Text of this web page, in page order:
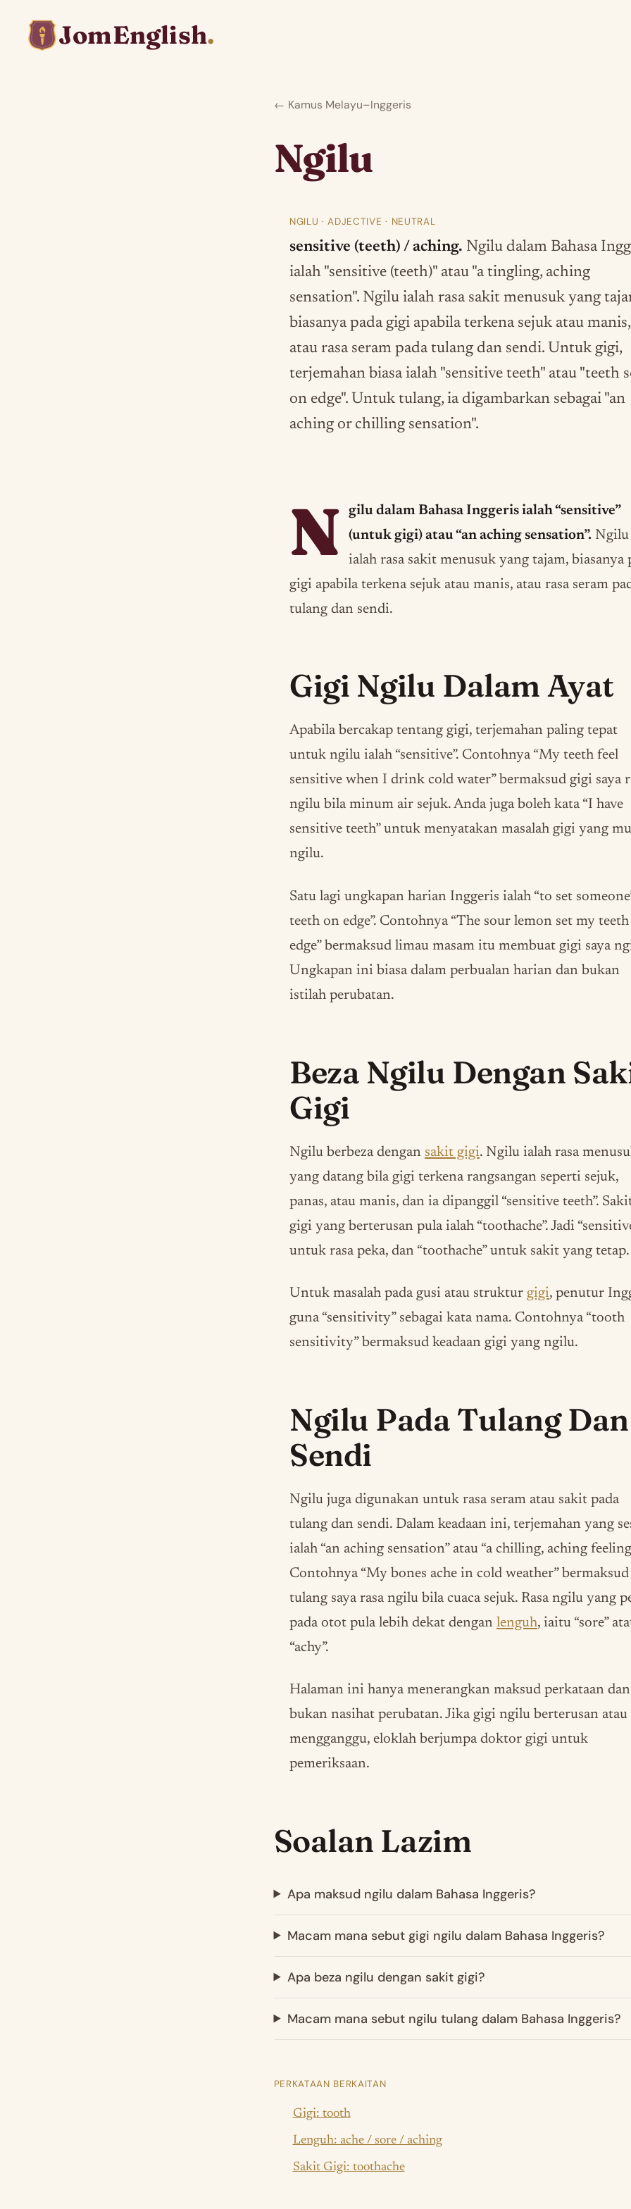
JomEnglish.
← Kamus Melayu–Inggeris
Ngilu
NGILU · ADJECTIVE · NEUTRAL
sensitive (teeth) / aching. Ngilu dalam Bahasa
ialah "sensitive (teeth)" atau "a tingling, aching
sensation". Ngilu ialah rasa sakit menusuk yang
biasanya pada gigi apabila terkena sejuk atau manis,
atau rasa seram pada tulang dan sendi. Untuk gigi,
terjemahan biasa ialah "sensitive teeth" atau "teeth
on edge". Untuk tulang, ia digambarkan sebagai "an
aching or chilling sensation".
N
gilu dalam Bahasa Inggeris ialah “sensitive”
(untuk gigi) atau “an aching sensation”. Ngilu
ialah rasa sakit menusuk yang tajam, biasanya
gigi apabila terkena sejuk atau manis, atau rasa seram
tulang dan sendi.
Gigi Ngilu Dalam Ayat
Apabila bercakap tentang gigi, terjemahan paling tepat
untuk ngilu ialah “sensitive”. Contohnya “My teeth feel
sensitive when I drink cold water” bermaksud gigi saya
ngilu bila minum air sejuk. Anda juga boleh kata “I have
sensitive teeth” untuk menyatakan masalah gigi yang
ngilu.
Satu lagi ungkapan harian Inggeris ialah “to set
teeth on edge”. Contohnya “The sour lemon set my
edge” bermaksud limau masam itu membuat gigi saya
Ungkapan ini biasa dalam perbualan harian dan bukan
istilah perubatan.
Beza Ngilu Dengan
Gigi
Ngilu berbeza dengan sakit gigi. Ngilu ialah rasa
yang datang bila gigi terkena rangsangan seperti sejuk,
panas, atau manis, dan ia dipanggil “sensitive teeth”.
gigi yang berterusan pula ialah “toothache”. Jadi
untuk rasa peka, dan “toothache” untuk sakit yang tetap.
Untuk masalah pada gusi atau struktur gigi, penutur
guna “sensitivity” sebagai kata nama. Contohnya “tooth
sensitivity” bermaksud keadaan gigi yang ngilu.
Ngilu Pada Tulang Dan
Sendi
Ngilu juga digunakan untuk rasa seram atau sakit pada
tulang dan sendi. Dalam keadaan ini, terjemahan yang
ialah “an aching sensation” atau “a chilling, aching
Contohnya “My bones ache in cold weather” bermaksud
tulang saya rasa ngilu bila cuaca sejuk. Rasa ngilu yang
pada otot pula lebih dekat dengan lenguh, iaitu “sore”
“achy”.
Halaman ini hanya menerangkan maksud perkataan dan
bukan nasihat perubatan. Jika gigi ngilu berterusan atau
mengganggu, eloklah berjumpa doktor gigi untuk
pemeriksaan.
Soalan Lazim
Apa maksud ngilu dalam Bahasa Inggeris?
Macam mana sebut gigi ngilu dalam Bahasa Inggeris?
Apa beza ngilu dengan sakit gigi?
Macam mana sebut ngilu tulang dalam Bahasa Inggeris?
PERKATAAN BERKAITAN
Gigi: tooth
Lenguh: ache / sore / aching
Sakit Gigi: toothache